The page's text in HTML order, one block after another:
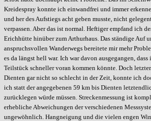
Kreidespray konnte ich einwandfrei und immer
und her des Aufstiegs acht geben musste, nicht
verpassen. Aber das ist normal. Heftiger empfand ich
Erichhütte hinüber zum Arthurhaus. Das ständige Auf
anspruchsvollen Wanderwegs bereitete mir mehr
es da längst hell war. Ich war davon ausgegangen, dass
Teilstück schneller voran kommen könnte. Doch
Dienten gar nicht so schlecht in der Zeit, konnte ich
ich statt der angegebenen 59 km bis Dienten
zurücklegen würde müssen. Streckenmessung ist
erhebliche Abweichungen der verschiedenen
ungewöhnlich. Hangneigung und die vielen engen